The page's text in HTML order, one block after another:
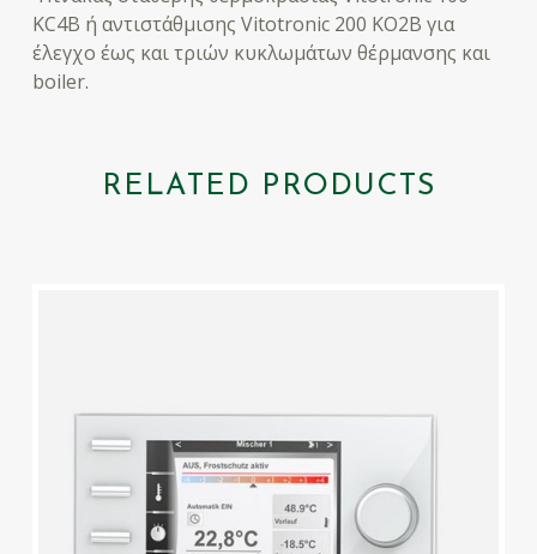
KC4B ή αντιστάθμισης Vitotronic 200 KO2B για
έλεγχο έως και τριών κυκλωμάτων θέρμανσης και
boiler.
RELATED PRODUCTS